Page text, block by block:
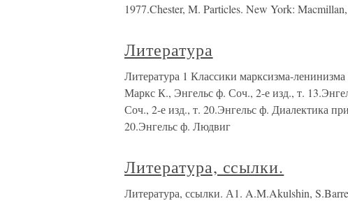
1977.Chester, M. Particles. New York:
Литература
Литература 1 Классики марксизма-
Маркс К., Энгельс ф. Соч., 2-е изд., т.
Соч., 2-е изд., т. 20.Энгельс ф. Диалектика
20.Энгельс ф. Людвиг
Литература, ссылки.
Литература, ссылки. А1. A.M.Akulshin,